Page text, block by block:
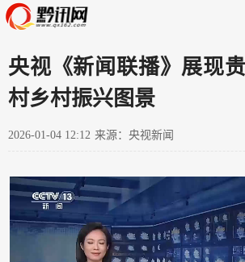
央视《新闻联播》展现
村乡村振兴图景
2026-01-04 12:12 来源：央视新闻